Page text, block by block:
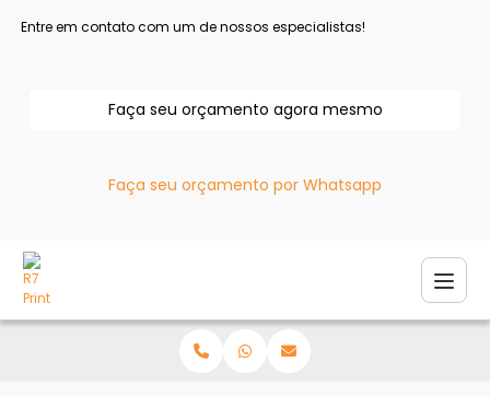
Entre em contato com um de nossos especialistas!
Faça seu orçamento agora mesmo
Faça seu orçamento por Whatsapp